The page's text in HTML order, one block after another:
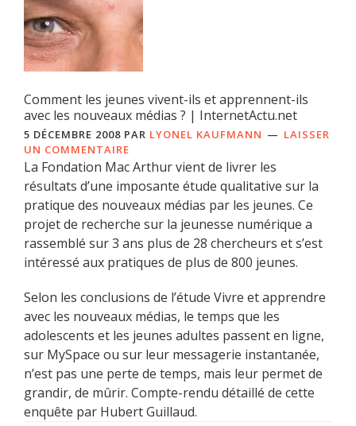
Comment les jeunes vivent-ils et apprennent-ils
avec les nouveaux médias ? | InternetActu.net
5 DÉCEMBRE 2008 PAR LYONEL KAUFMANN
LAISSER
UN COMMENTAIRE
La Fondation Mac Arthur vient de livrer les
résultats d’une imposante étude qualitative sur la
pratique des nouveaux médias par les jeunes. Ce
projet de recherche sur la jeunesse numérique a
rassemblé sur 3 ans plus de 28 chercheurs et s’est
intéressé aux pratiques de plus de 800 jeunes.
Selon les conclusions de l’étude Vivre et apprendre
avec les nouveaux médias, le temps que les
adolescents et les jeunes adultes passent en ligne,
sur MySpace ou sur leur messagerie instantanée,
n’est pas une perte de temps, mais leur permet de
grandir, de mûrir. Compte-rendu détaillé de cette
enquête par Hubert Guillaud.